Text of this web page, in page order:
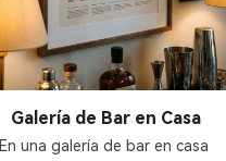
Galería de Bar en Casa
En una galería de bar en casa